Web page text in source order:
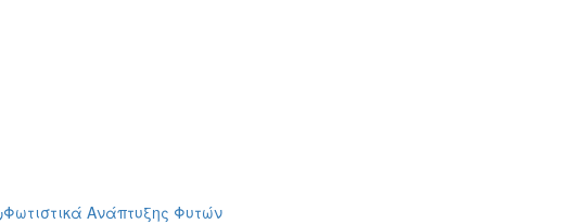
Φωτιστικά Ανάπτυξης Φυτών